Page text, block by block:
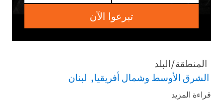
تبرعوا الآن
المنطقة/البلد
الشرق الأوسط وشمال أفريقيا
لبنان
قراءة المزيد